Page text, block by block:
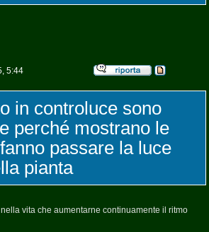
5:44
in controluce sono
perché mostrano le
passare la luce
pianta
vita che aumentarne continuamente il ritmo